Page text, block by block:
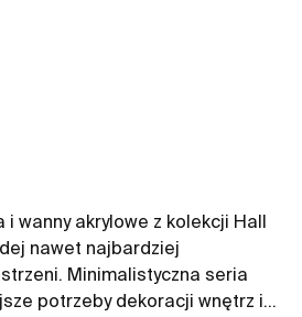
i wanny akrylowe z kolekcji Hall
nawet najbardziej
Minimalistyczna seria
potrzeby dekoracji wnętrz i